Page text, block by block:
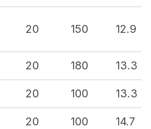
20 150 12.9
20 180 13.3
20 100 13.3
20 100 14.7